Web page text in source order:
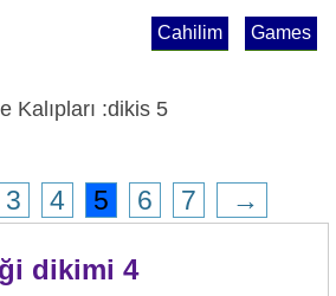
Games
Cahilim
Kalıpları :dikis 5
3 4 5 6 7 →
dikimi 4